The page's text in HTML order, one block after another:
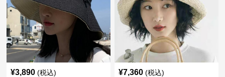
¥3,890 (税込) ¥7,360 (税込)